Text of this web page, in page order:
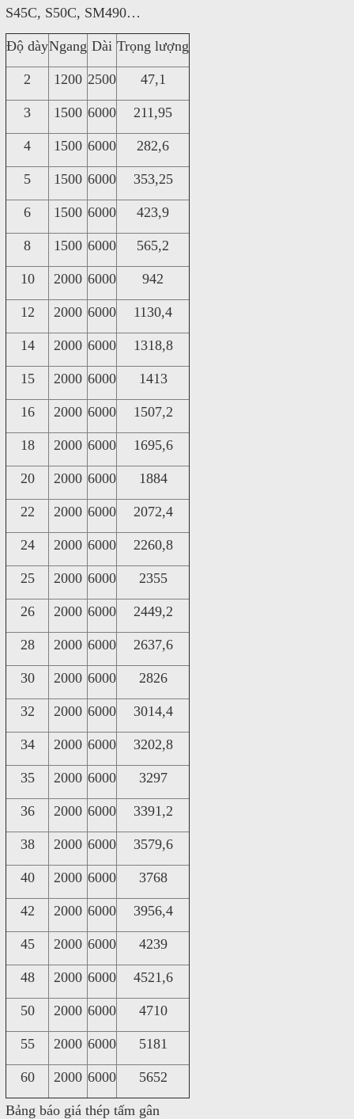
S45C, S50C, SM490…
Độ dàyNgang Dài Trọng lượng
2 1200 2500 47,1
3 1500 6000 211,95
4 1500 6000 282,6
5 1500 6000 353,25
6 1500 6000 423,9
8 1500 6000 565,2
10 2000 6000 942
12 2000 6000 1130,4
14 2000 6000 1318,8
15 2000 6000 1413
16 2000 6000 1507,2
18 2000 6000 1695,6
20 2000 6000 1884
22 2000 6000 2072,4
24 2000 6000 2260,8
25 2000 6000 2355
26 2000 6000 2449,2
28 2000 6000 2637,6
30 2000 6000 2826
32 2000 6000 3014,4
34 2000 6000 3202,8
35 2000 6000 3297
36 2000 6000 3391,2
38 2000 6000 3579,6
40 2000 6000 3768
42 2000 6000 3956,4
45 2000 6000 4239
48 2000 6000 4521,6
50 2000 6000 4710
55 2000 6000 5181
60 2000 6000 5652
Bảng báo giá thép tấm gân